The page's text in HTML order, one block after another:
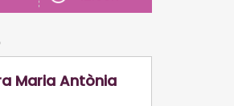
Maria Antònia